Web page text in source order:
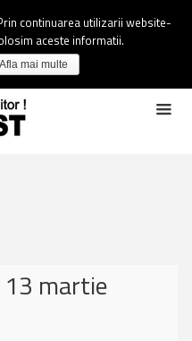
13 martie
continuarea utilizarii website-
aceste informatii.
Afla mai multe